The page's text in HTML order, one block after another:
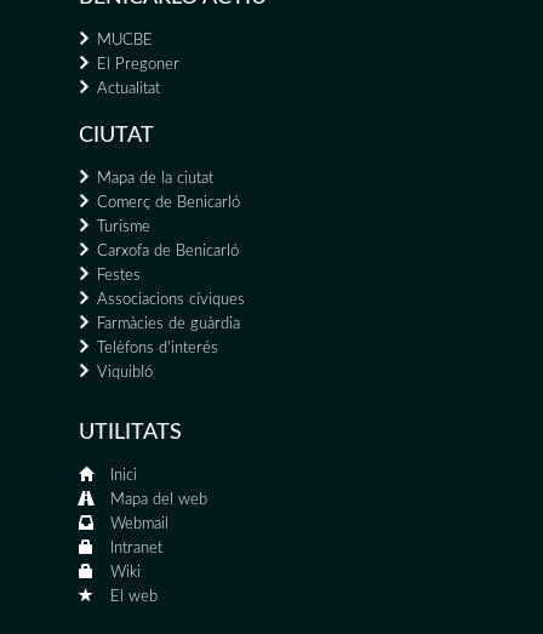
MUCBE
El Pregoner
Actualitat
CIUTAT
Mapa de la ciutat
Comerç de Benicarló
Turisme
Carxofa de Benicarló
Festes
Associacions cíviques
Farmàcies de guàrdia
Telèfons d'interés
Viquibló
UTILITATS
Inici
Mapa del web
Webmail
Intranet
Wiki
El web